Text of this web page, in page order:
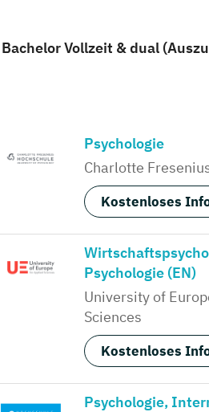
Bachelor Vollzeit & dual
Psychologie
Charlotte
Kostenloses
Psychologie (EN)
University of
Sciences
Kostenloses
Psychologie,